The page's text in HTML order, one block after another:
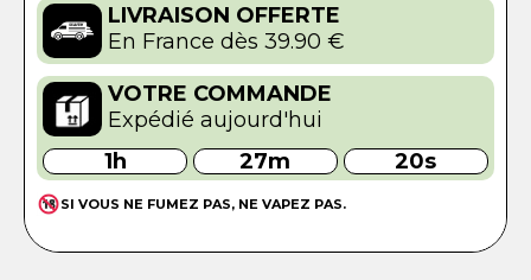
LIVRAISON OFFERTE
En France dès 39.90 €
VOTRE COMMANDE
Expédié aujourd'hui
1h
27m 20s
SI VOUS NE FUMEZ PAS, NE VAPEZ PAS.